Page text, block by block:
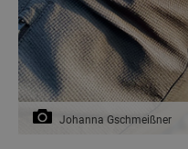
Johanna Gschmeißner